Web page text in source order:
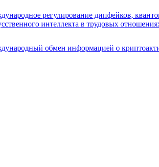
регулирование дипфейков,
интеллекта в трудовых
обмен информацией о